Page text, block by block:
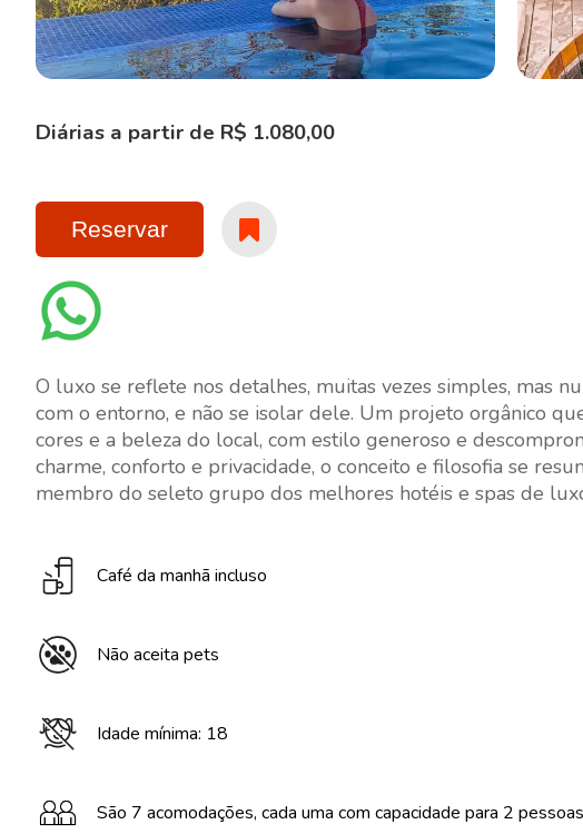
Diárias a partir de R$ 1.080,00
Reservar
O luxo se reflete nos detalhes, muitas vezes simples, mas
com o entorno, e não se isolar dele. Um projeto orgânico
cores e a beleza do local, com estilo generoso e
charme, conforto e privacidade, o conceito e filosofia se
membro do seleto grupo dos melhores hotéis e spas de
Café da manhã incluso
Não aceita pets
Idade mínima: 18
São 7 acomodações, cada uma com capacidade para 2